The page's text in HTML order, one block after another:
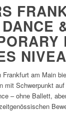
Frankfurt am Main
mit Schwerpunkt
– ohne Ballett,